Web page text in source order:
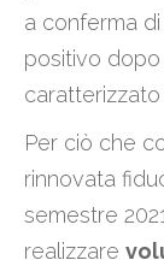
a conferma
positivo
caratterizzato
Per ciò che
rinnovata
semestre
realizzare